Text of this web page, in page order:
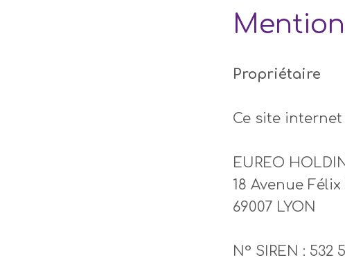
Propriétaire
Ce site
EUREO
18 Avenue
69007 LYON
N° SIREN : 532